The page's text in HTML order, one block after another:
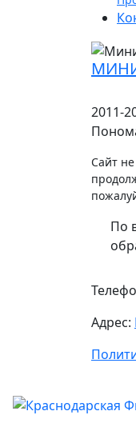
2011-
Сайт
По
Адрес: